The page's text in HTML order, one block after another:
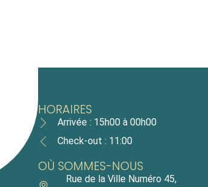
HORAIRES
Arrivée : 15h00 à 00h00
Check-out : 11:00
OÙ SOMMES-NOUS
Rue de la Ville Numéro 45,